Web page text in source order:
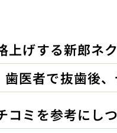
上げする新郎ネ
歯医者で抜歯後
コミを参考にし